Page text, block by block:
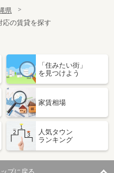
円
中頭郡読谷村字喜名
中頭郡北中城村字島袋
県
応の賃貸を探す
「住みたい街」
を見つけよう
家賃相場
人気タウン
ランキング